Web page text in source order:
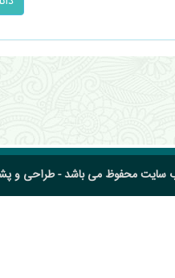
سایت محفوظ می باشد - طراحی و